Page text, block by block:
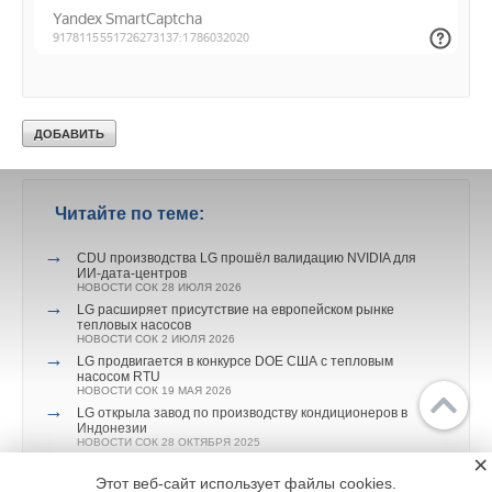
Руслан Нигматуллин, Олимпийские чемпионы Алексей
Немов, Татьяна Навка, Александр Зубков, Алексей Воевода,
Читайте по теме:
→
CDU производства LG прошёл валидацию NVIDIA для
ИИ-дата-центров
НОВОСТИ СОК 28 ИЮЛЯ 2026
→
LG расширяет присутствие на европейском рынке
тепловых насосов
НОВОСТИ СОК 2 ИЮЛЯ 2026
→
LG продвигается в конкурсе DOE США с тепловым
насосом RTU
НОВОСТИ СОК 19 МАЯ 2026
→
LG открыла завод по производству кондиционеров в
Индонезии
НОВОСТИ СОК 28 ОКТЯБРЯ 2025
млрд долларов в Южную Корею
Главное
Библиотека
Подписка
Реклама
Этот веб-сайт использует файлы cookies.
×